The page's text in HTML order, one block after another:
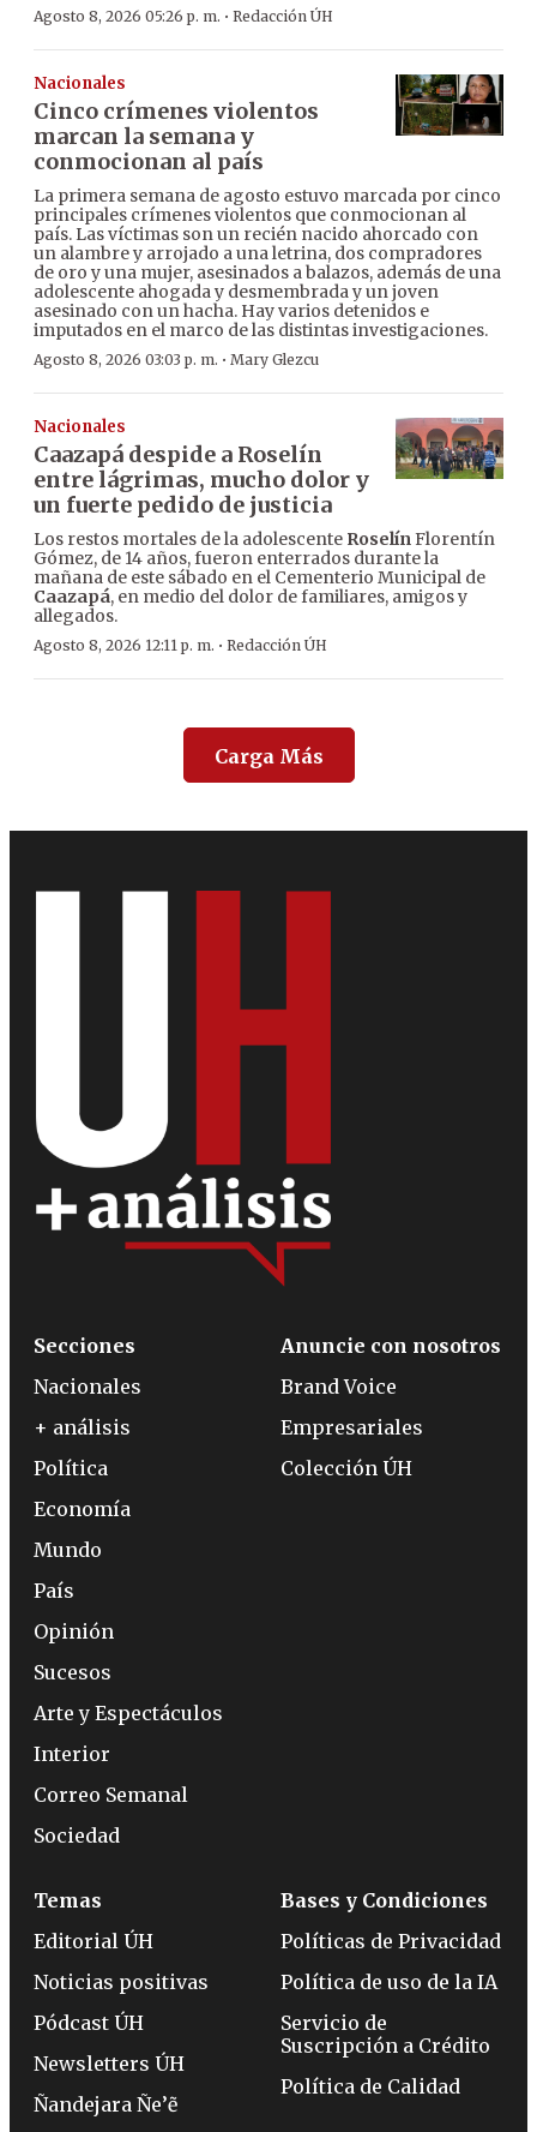
Agosto 8, 2026 05:26 p. m. · Redacción ÚH
Nacionales
Cinco crímenes violentos
marcan la semana y
conmocionan al país
La primera semana de agosto estuvo marcada por cinco
principales crímenes violentos que conmocionan al
país. Las víctimas son un recién nacido ahorcado con
un alambre y arrojado a una letrina, dos compradores
de oro y una mujer, asesinados a balazos, además de una
adolescente ahogada y desmembrada y un joven
asesinado con un hacha. Hay varios detenidos e
imputados en el marco de las distintas investigaciones.
Agosto 8, 2026 03:03 p. m. · Mary Glezcu
Nacionales
Caazapá despide a Roselín
entre lágrimas, mucho dolor y
un fuerte pedido de justicia
Los restos mortales de la adolescente RoselínFlorentín
Gómez, de 14 años, fueron enterrados durante la
mañana de este sábado en el Cementerio Municipal de
Caazapá, en medio del dolor de familiares, amigos y
allegados.
Agosto 8, 2026 12:11 p. m. · Redacción ÚH
Carga Más
Secciones
Nacionales
+ análisis
Política
Economía
Mundo
País
Opinión
Sucesos
Arte y Espectáculos
Interior
Correo Semanal
Sociedad
Anuncie con nosotros
Brand Voice
Empresariales
Colección ÚH
Temas
Editorial ÚH
Noticias positivas
Pódcast ÚH
Newsletters ÚH
Ñandejara Ñe’ẽ
Bases y Condiciones
Políticas de Privacidad
Política de uso de la IA
Servicio de
Suscripción a Crédito
Política de Calidad